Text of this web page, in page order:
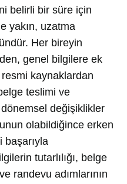
belirli bir süre için
yakın, uzatma
Her bireyin
genel bilgilere ek
kaynaklardan
teslimi ve
değişiklikler
olabildiğince erken
başarıyla
tutarlılığı, belge
randevu adımlarının